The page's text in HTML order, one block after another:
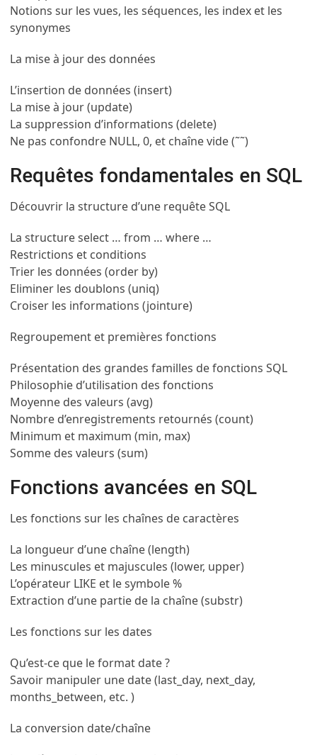
Notions sur les vues, les séquences, les index et les
synonymes
La mise à jour des données
L’insertion de données (insert)
La mise à jour (update)
La suppression d’informations (delete)
Ne pas confondre NULL, 0, et chaîne vide (˜˜)
Requêtes fondamentales en SQL
Découvrir la structure d’une requête SQL
La structure select … from … where …
Restrictions et conditions
Trier les données (order by)
Eliminer les doublons (uniq)
Croiser les informations (jointure)
Regroupement et premières fonctions
Présentation des grandes familles de fonctions SQL
Philosophie d’utilisation des fonctions
Moyenne des valeurs (avg)
Nombre d’enregistrements retournés (count)
Minimum et maximum (min, max)
Somme des valeurs (sum)
Fonctions avancées en SQL
Les fonctions sur les chaînes de caractères
La longueur d’une chaîne (length)
Les minuscules et majuscules (lower, upper)
L’opérateur LIKE et le symbole %
Extraction d’une partie de la chaîne (substr)
Les fonctions sur les dates
Qu’est-ce que le format date ?
Savoir manipuler une date (last_day, next_day,
months_between, etc. )
La conversion date/chaîne